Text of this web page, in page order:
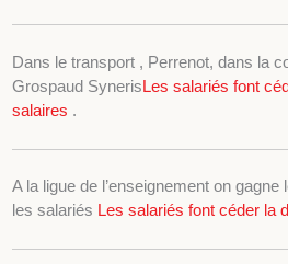
Dans le transport , Perrenot, dans la
Grospaud SynerisLes salariés font
salaires .
A la ligue de l’enseignement on
les salariés Les salariés font céder la